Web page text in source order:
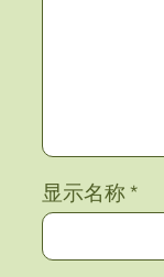
显示名称*